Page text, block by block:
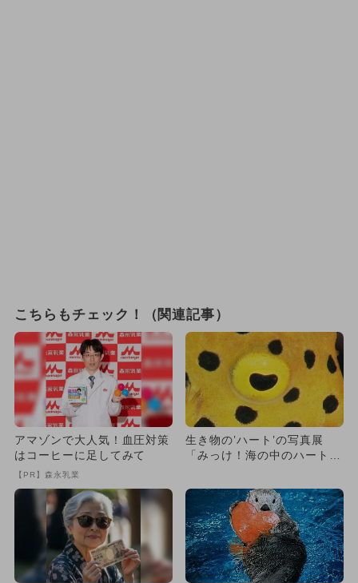
こちらもチェック！（関連記事）
アマゾンで大人気！血圧対策
はコーヒーに足してみて
【PR】森永乳業
生き物の’ハート’の写真展
「みっけ！海の中のハートた